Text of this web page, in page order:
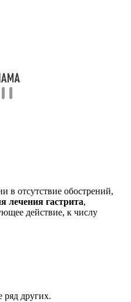
в отсутствие обострений,
лечения гастрита,
действие, к числу
ряд других.